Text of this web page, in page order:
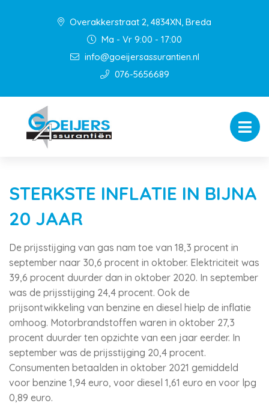
Overakkerstraat 2, 4834XN, Breda
Ma - Vr 9:00 - 17:00
info@goeijersassurantien.nl
076-5656689
STERKSTE INFLATIE IN BIJNA
20 JAAR
De prijsstijging van gas nam toe van 18,3 procent in
september naar 30,6 procent in oktober. Elektriciteit was
39,6 procent duurder dan in oktober 2020. In september
was de prijsstijging 24,4 procent. Ook de
prijsontwikkeling van benzine en diesel hielp de inflatie
omhoog. Motorbrandstoffen waren in oktober 27,3
procent duurder ten opzichte van een jaar eerder. In
september was de prijsstijging 20,4 procent.
Consumenten betaalden in oktober 2021 gemiddeld
voor benzine 1,94 euro, voor diesel 1,61 euro en voor lpg
0,89 euro.